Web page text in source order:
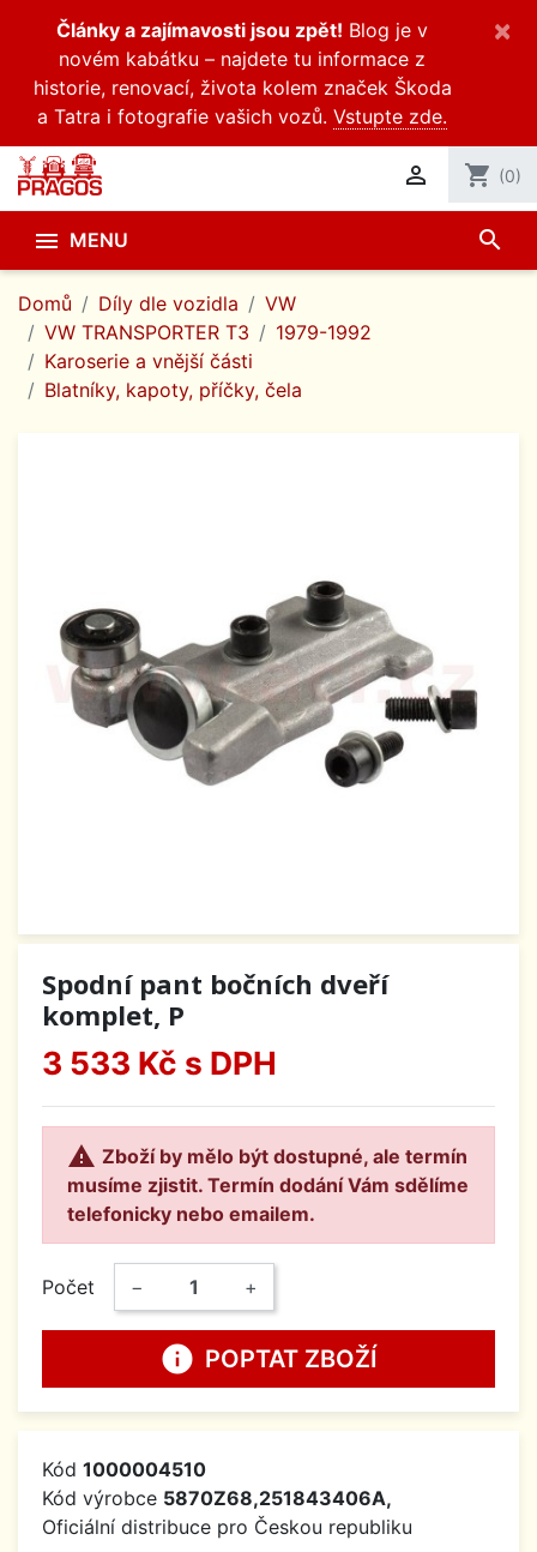
Články a zajímavosti jsou zpět! Blog je v
novém kabátku – najdete tu informace z
historie, renovací, života kolem značek Škoda
a Tatra i fotografie vašich vozů. Vstupte zde.
×
 shopping_cart (0)
 MENU search
Domů Díly dle vozidla
VW
VW TRANSPORTER T3
1979-1992
Karoserie a vnější části
Blatníky, kapoty, příčky, čela
Spodní pant bočních dveří
komplet, P
3 533 Kč s DPH
 Zboží by mělo být dostupné, ale termín
musíme zjistit. Termín dodání Vám sdělíme
telefonicky nebo emailem.
Počet − +
info POPTAT ZBOŽÍ
Kód 1000004510
Kód výrobce 5870Z68,251843406A,
Oficiální distribuce pro Českou republiku